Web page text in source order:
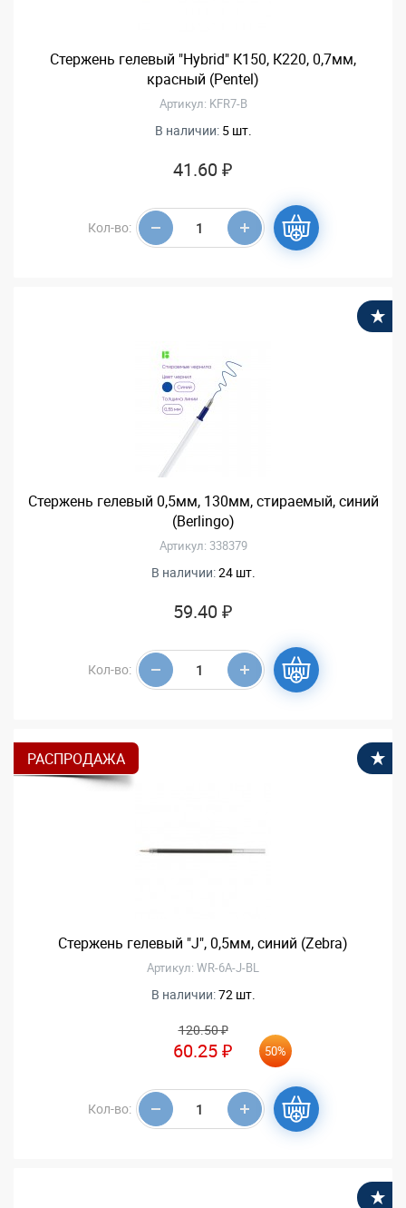
Стержень гелевый "Hybrid" К150, К220, 0,7мм,
красный (Pentel)
Артикул: KFR7-B
В наличии: 5 шт.
41.60 ₽
Кол-во:
Стержень гелевый 0,5мм, 130мм, стираемый, синий
(Berlingo)
Артикул: 338379
В наличии:24 шт.
59.40 ₽
Кол-во:
РАСПРОДАЖА
Стержень гелевый "J", 0,5мм, синий (Zebra)
Артикул: WR-6A-J-BL
В наличии:72 шт.
120.50 ₽
60.25 ₽ 50%
Кол-во: